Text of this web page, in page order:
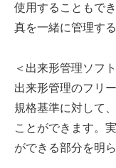
使用することもで
真を一緒に管理す
＜出来形管理ソフ
出来形管理のフリ
規格基準に対して
ことができます。
ができる部分を明